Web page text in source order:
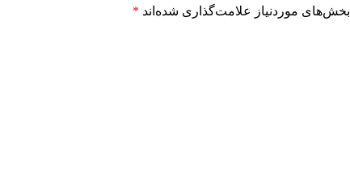
بخش‌های موردنیاز علامت‌گذاری شده‌اند *